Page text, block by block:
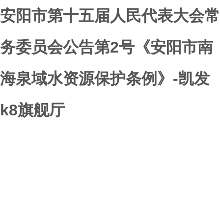
安阳市第十五届人民代表大会常
务委员会公告第2号《安阳市南
海泉域水资源保护条例》-凯发
k8旗舰厅